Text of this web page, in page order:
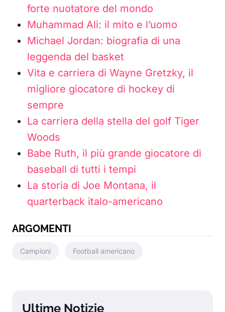
forte nuotatore del mondo
Muhammad Ali: il mito e l’uomo
Michael Jordan: biografia di una
leggenda del basket
Vita e carriera di Wayne Gretzky, il
migliore giocatore di hockey di
sempre
La carriera della stella del golf Tiger
Woods
Babe Ruth, il più grande giocatore di
baseball di tutti i tempi
La storia di Joe Montana, il
quarterback italo-americano
ARGOMENTI
Campioni Football americano
Ultime Notizie